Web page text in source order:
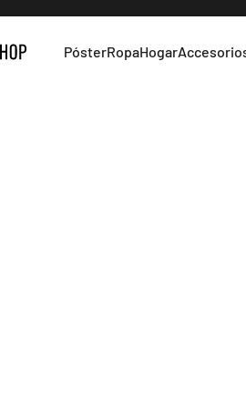
PósterRopaHogar